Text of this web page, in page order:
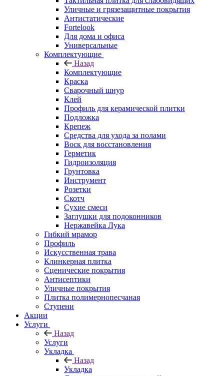
Уличные и грязезащитные покрытия
Антистатические
Fortelook
Для дома и офиса
Универсальные
Комплектующие
Назад
Комплектующие
Краска
Сварочный шнур
Клей
Профиль для керамической плитки
Подложка
Крепеж
Средства для ухода за полами
Воск для восстановления
Герметик
Гидроизоляция
Грунтовка
Инструмент
Розетки
Скотч
Сухие смеси
Заглушки для подоконников
Нержавейка Лука
Гибкий мрамор
Профиль
Искусственная трава
Клинкерная плитка
Сценические покрытия
Антисептики
Уличные покрытия
Плитка полимернопесчаная
Ступени
Акции
Услуги
Назад
Услуги
Укладка
Назад
Укладка